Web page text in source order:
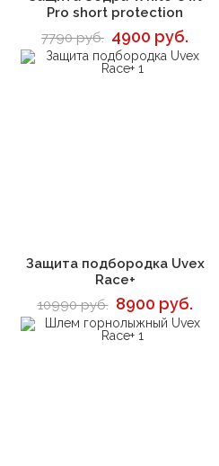
Pro short protection
7790 руб. 4900 руб.
В корзину
Защита подбородка Uvex
Race+
10990 руб. 8900 руб.